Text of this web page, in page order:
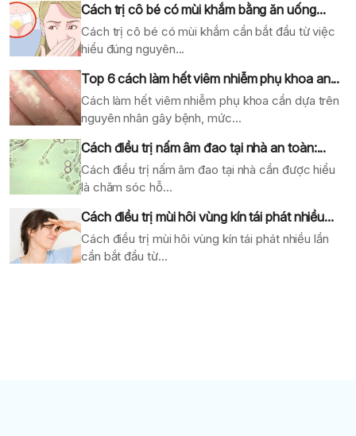
Cách trị cô bé có mùi khắm bằng ăn uống...
Cách trị cô bé có mùi khắm cần bắt đầu từ việc
hiểu đúng nguyên...
Top 6 cách làm hết viêm nhiễm phụ khoa an...
Cách làm hết viêm nhiễm phụ khoa cần dựa trên
nguyên nhân gây bệnh, mức...
Cách điều trị nấm âm đao tại nhà an toàn:...
Cách điều trị nấm âm đao tại nhà cần được hiểu
là chăm sóc hỗ...
Cách điều trị mùi hôi vùng kín tái phát nhiều...
Cách điều trị mùi hôi vùng kín tái phát nhiều lần
cần bắt đầu từ...